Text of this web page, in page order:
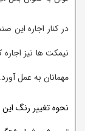
نیمکت ها نیز
مهمانان به عمل آورد.
نحوه تغییر رنگ